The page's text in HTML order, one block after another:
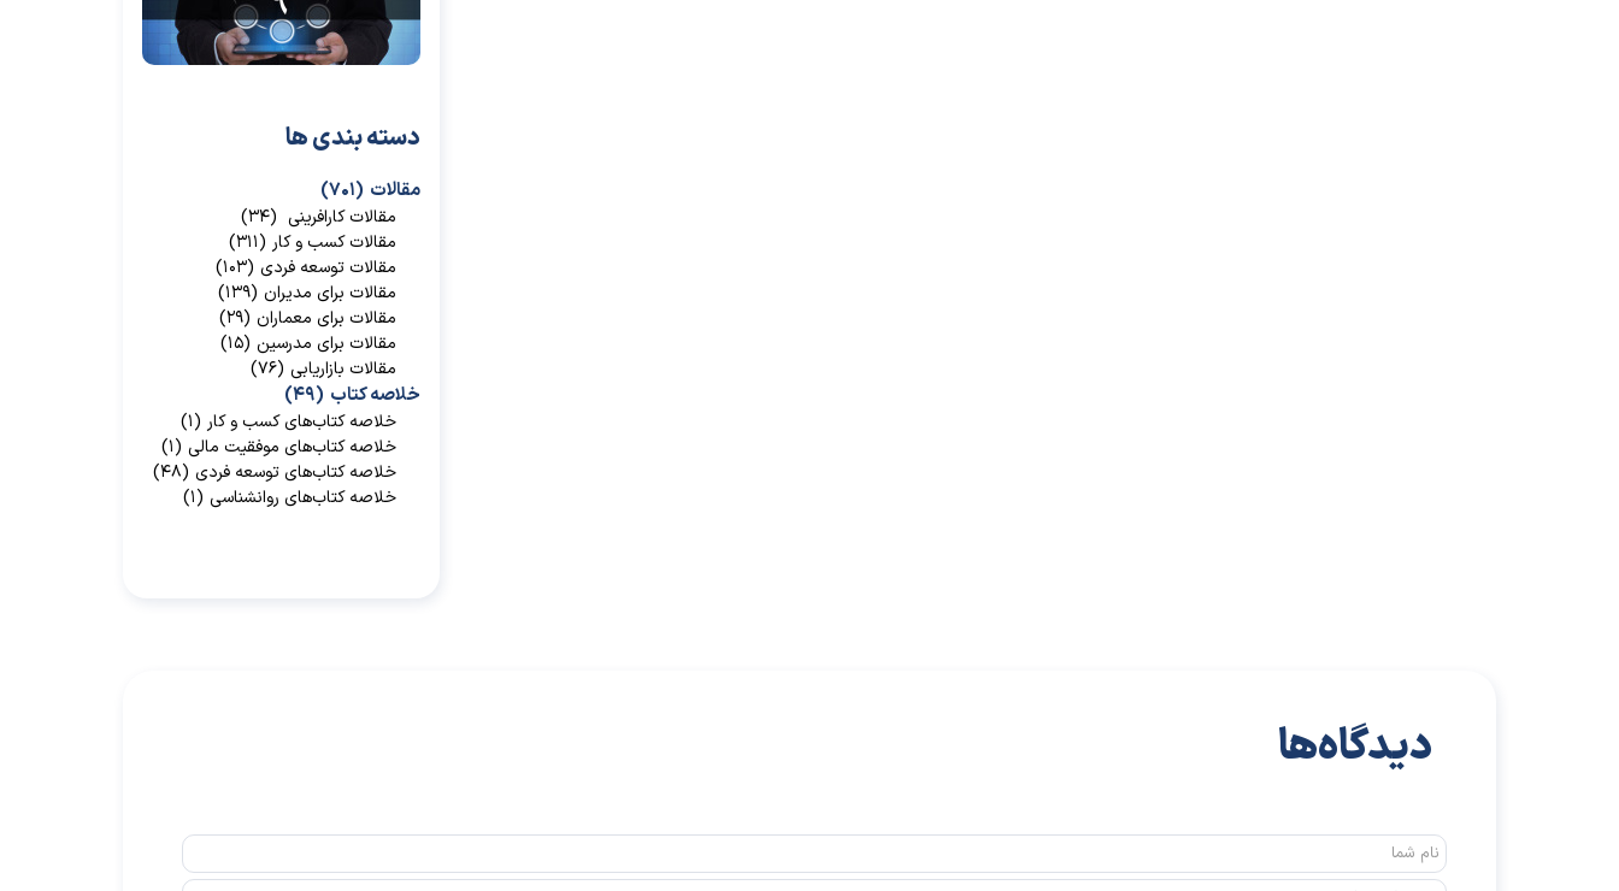
مقالات (۷۰۱)
مقالات کارافرینی (۳۴)
مقالات کسب و کار (۳۱۱)
مقالات توسعه فردی (۱۰۳)
مقالات برای مدیران (۱۳۹)
مقالات برای معماران (۲۹)
مقالات برای مدرسین (۱۵)
مقالات بازاریابی (۷۶)
خلاصه کتاب (۴۹)
خلاصه کتاب‌‌های کسب و کار (۱)
خلاصه کتاب‌‌های موفقیت مالی (۱)
خلاصه کتاب‌های توسعه فردی (۴۸)
خلاصه کتاب‌های روانشناسی (۱)
دسته بندی ها
دیدگاه‌ها